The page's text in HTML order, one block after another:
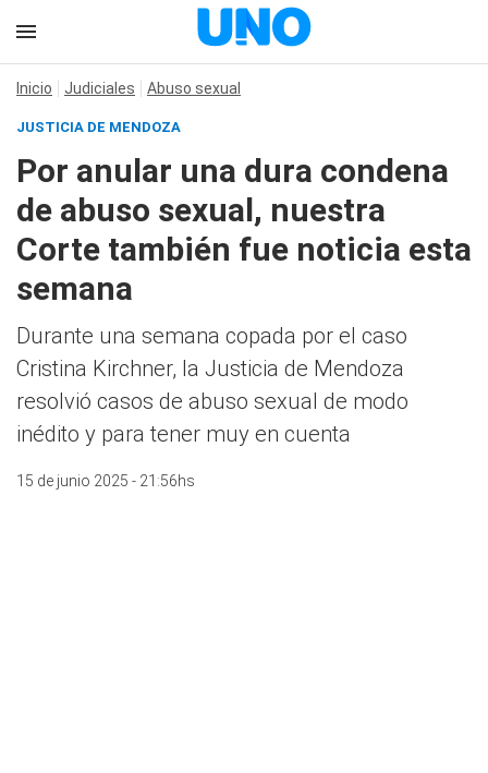
Inicio Judiciales Abuso sexual
JUSTICIA DE MENDOZA
Por anular una dura condena
de abuso sexual, nuestra
Corte también fue noticia esta
semana
Durante una semana copada por el caso
Cristina Kirchner, la Justicia de Mendoza
resolvió casos de abuso sexual de modo
inédito y para tener muy en cuenta
15 de junio 2025 - 21:56hs